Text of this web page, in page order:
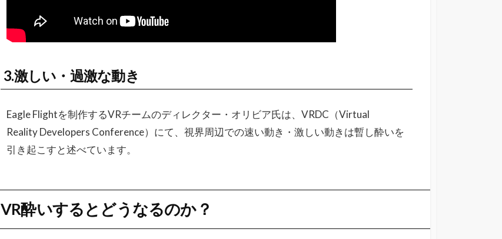
3.激しい・過激な動き
Eagle Flightを制作するVRチームのディレクター・オリビア氏は、VRDC（Virtual
Reality Developers Conference）にて、視界周辺での速い動き・激しい動きは暫し酔いを
引き起こすと述べています。
VR酔いするとどうなるのか？